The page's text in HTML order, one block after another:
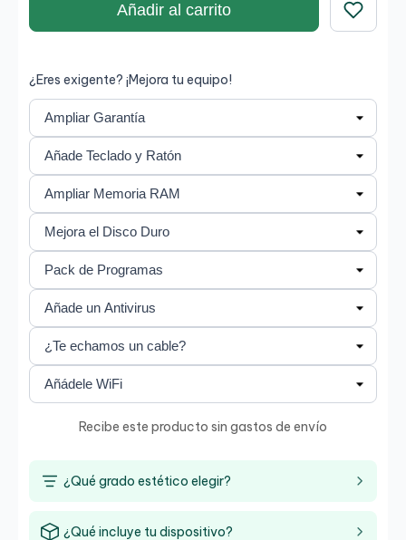
Añadir al carrito
¿Eres exigente? ¡Mejora tu equipo!
Recibe este producto sin gastos de envío
¿Qué grado estético elegir?
¿Qué incluye tu dispositivo?